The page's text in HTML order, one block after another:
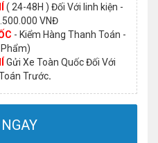
( 24-48H ) Đối Với linh kiện -
VNĐ
- Kiểm Hàng Thanh Toán -
Phẩm)
Gửi Xe Toàn Quốc Đối Với
Trước.